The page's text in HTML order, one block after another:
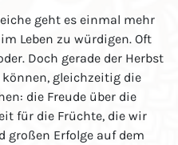
geht es einmal mehr
Leben zu würdigen. Oft
Doch gerade der Herbst
gleichzeitig die
die Freude über die
für die Früchte, die wir
großen Erfolge auf dem